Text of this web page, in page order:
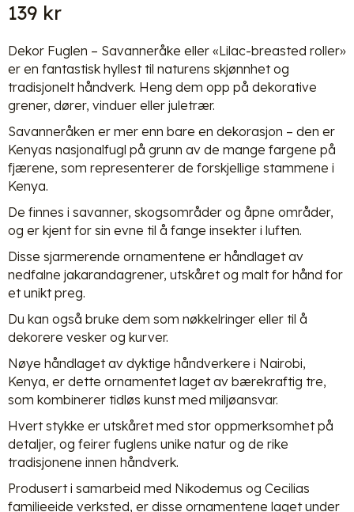
139 kr
Dekor Fuglen – Savanneråke eller «Lilac-breasted roller»
er en fantastisk hyllest til naturens skjønnhet og
tradisjonelt håndverk. Heng dem opp på dekorative
grener, dører, vinduer eller juletrær.
Savanneråken er mer enn bare en dekorasjon – den er
Kenyas nasjonalfugl på grunn av de mange fargene på
fjærene, som representerer de forskjellige stammene i
Kenya.
De finnes i savanner, skogsområder og åpne områder,
og er kjent for sin evne til å fange insekter i luften.
Disse sjarmerende ornamentene er håndlaget av
nedfalne jakarandagrener, utskåret og malt for hånd for
et unikt preg.
Du kan også bruke dem som nøkkelringer eller til å
dekorere vesker og kurver.
Nøye håndlaget av dyktige håndverkere i Nairobi,
Kenya, er dette ornamentet laget av bærekraftig tre,
som kombinerer tidløs kunst med miljøansvar.
Hvert stykke er utskåret med stor oppmerksomhet på
detaljer, og feirer fuglens unike natur og de rike
tradisjonene innen håndverk.
Produsert i samarbeid med Nikodemus og Cecilias
familieeide verksted, er disse ornamentene laget under